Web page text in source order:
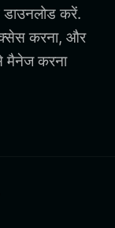
करें.
करना, और
मैनेज करना